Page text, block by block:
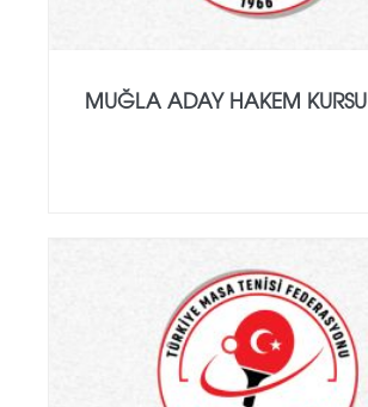
MUĞLA ADAY HAKEM KURSU